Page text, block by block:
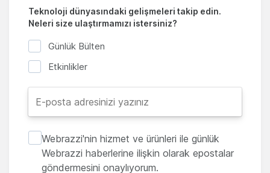
Teknoloji dünyasındaki gelişmeleri takip edin.
Neleri size ulaştırmamızı istersiniz?
Günlük Bülten
Etkinlikler
Webrazzi'nin hizmet ve ürünleri ile günlük
Webrazzi haberlerine ilişkin olarak epostalar
göndermesini onaylıyorum.